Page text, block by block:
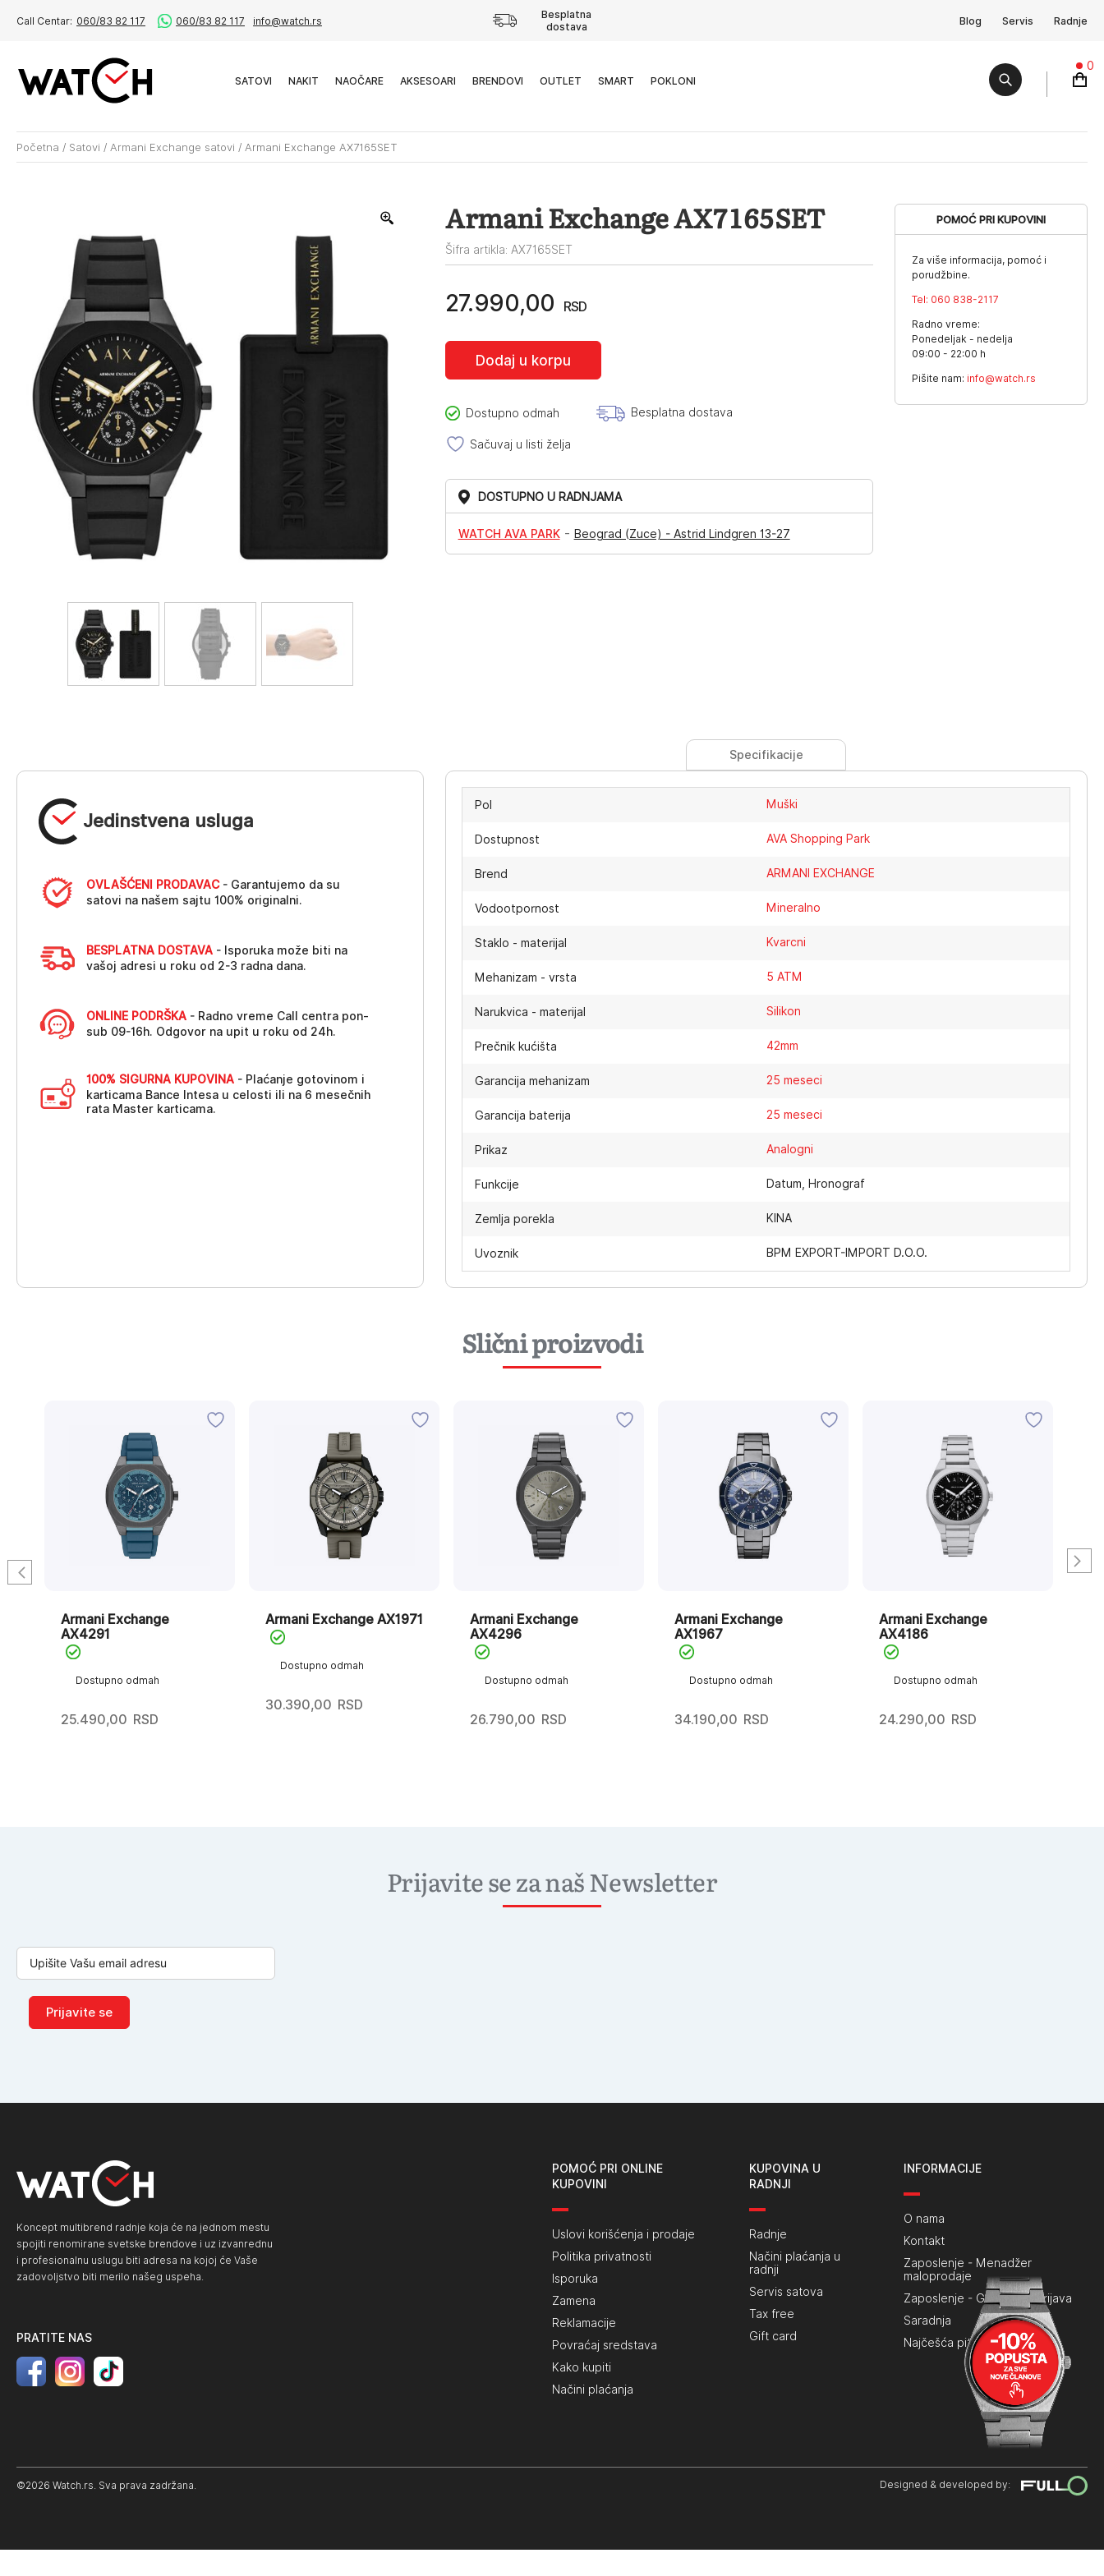
Call Centar: 060/83 82 117 060/83 82 117 info@watch.rs
Besplatna
dostava
Blog Servis Radnje
SATOVI NAKIT NAOČARE AKSESOARI BRENDOVI OUTLET SMART POKLONI
0
Početna / Satovi / Armani Exchange satovi / Armani Exchange AX7165SET
Armani Exchange AX7165SET
Šifra artikla: AX7165SET
27.990,00 RSD
Dodaj u korpu
Dostupno odmah Besplatna dostava
Sačuvaj u listi želja
DOSTUPNO U RADNJAMA
WATCH AVA PARK- Beograd (Zuce) - Astrid Lindgren 13-27
POMOĆ PRI KUPOVINI
Za više informacija, pomoć i
porudžbine.
Tel: 060 838-2117
Radno vreme:
Ponedeljak - nedelja
09:00 - 22:00 h
Pišite nam: info@watch.rs
Jedinstvena usluga
OVLAŠĆENI PRODAVAC- Garantujemo da su
satovi na našem sajtu 100% originalni.
BESPLATNA DOSTAVA - Isporuka može biti na
vašoj adresi u roku od 2-3 radna dana.
ONLINE PODRŠKA - Radno vreme Call centra pon-
sub 09-16h. Odgovor na upit u roku od 24h.
100% SIGURNA KUPOVINA - Plaćanje gotovinom i
karticama Bance Intesa u celosti ili na 6 mesečnih
rata Master karticama.
Specifikacije
Pol Muški
Dostupnost AVA Shopping Park
Brend ARMANI EXCHANGE
Vodootpornost Mineralno
Staklo - materijal Kvarcni
Mehanizam - vrsta 5 ATM
Narukvica - materijal Silikon
Prečnik kućišta 42mm
Garancija mehanizam 25 meseci
Garancija baterija 25 meseci
Prikaz Analogni
Funkcije Datum, Hronograf
Zemlja porekla KINA
Uvoznik BPM EXPORT-IMPORT D.O.O.
Slični proizvodi
Dostupno odmah
Armani Exchange
AX4291
25.490,00 RSD
Dostupno odmah
Armani Exchange AX1971
30.390,00 RSD
Dostupno odmah
Armani Exchange
AX4296
26.790,00 RSD
Dostupno odmah
Armani Exchange
AX1967
34.190,00 RSD
Dostupno odmah
Armani Exchange
AX4186
24.290,00 RSD
Prijavite se za naš Newsletter
Prijavite se
Koncept multibrend radnje koja će na jednom mestu
spojiti renomirane svetske brendove i uz izvanrednu
i profesionalnu uslugu biti adresa na kojoj će Vaše
zadovoljstvo biti merilo našeg uspeha.
PRATITE NAS
POMOĆ PRI ONLINE
KUPOVINI
Uslovi korišćenja i prodaje
Politika privatnosti
Isporuka
Zamena
Reklamacije
Povraćaj sredstava
Kako kupiti
Načini plaćanja
KUPOVINA U
RADNJI
Radnje
Načini plaćanja u
radnji
Servis satova
Tax free
Gift card
INFORMACIJE
O nama
Kontakt
Zaposlenje - Menadžer
maloprodaje
Zaposlenje - Generalna prijava
Saradnja
Najčešća pitanja
©2026 Watch.rs. Sva prava zadržana. Designed & developed by: